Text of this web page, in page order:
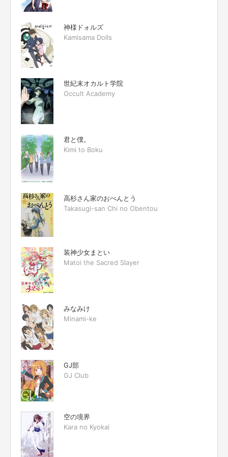
神様ドォルズ
Kamisama Dolls
世紀末オカルト学院
Occult Academy
君と僕。
Kimi to Boku
高杉さん家のおべんとう
Takasugi-san Chi no Obentou
装神少女まとい
Matoi the Sacred Slayer
みなみけ
Minami-ke
GJ部
GJ Club
空の境界
Kara no Kyokai